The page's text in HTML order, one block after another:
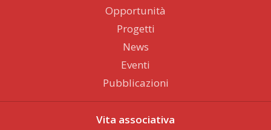
Opportunità
Progetti
News
Eventi
Pubblicazioni
Vita associativa